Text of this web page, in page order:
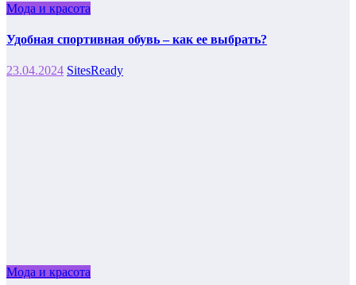
Мода и красота
Удобная спортивная обувь – как ее выбрать?
23.04.2024 SitesReady
Мода и красота